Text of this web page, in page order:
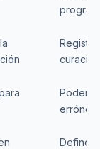
curación
Poder
Definen